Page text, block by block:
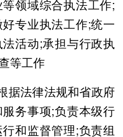
领域综合执法工作;
专业执法工作;统一
活动;承担与行政执
等工作
法律法规和省政府
务事项;负责本级行
和监督管理;负责组